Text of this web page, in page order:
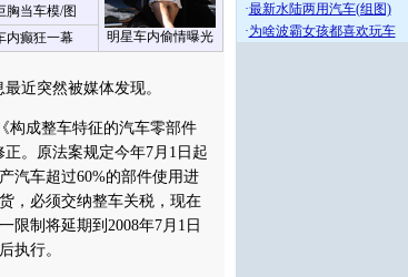
明星车内偷情曝光
胸当车模/图
内癫狂一幕
近突然被媒体发现。
成整车特征的汽车零部件
。 原法案规定今年7月1日起
汽车超过60%的部件使用进
，必须交纳整车关税，现在
限制将延期到2008年7月1日
执行。
·最新水陆两用汽车(组图)
·为啥波霸女孩都喜欢玩车